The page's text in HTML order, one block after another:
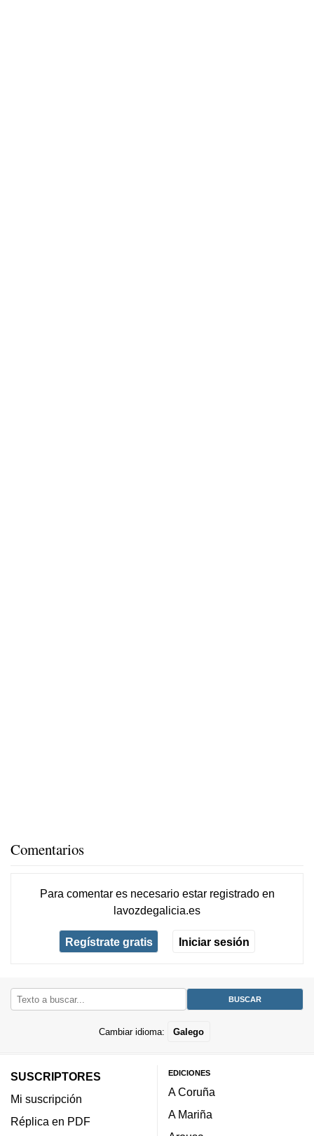
Comentarios
Para comentar es necesario estar registradoen
lavozdegalicia.es
Regístrate gratis Iniciar sesión
Cambiar idioma: Galego
SUSCRIPTORES
Mi suscripción
Réplica en PDF
EDICIONES
A Coruña
A Mariña